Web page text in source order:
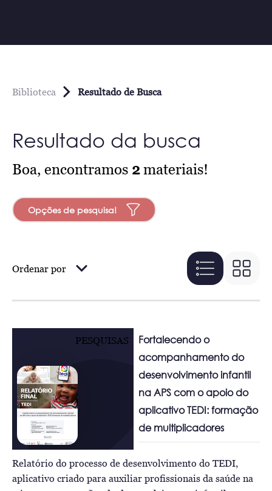
Biblioteca Resultado de Busca
Resultado da busca
Boa, encontramos 2materiais!
Opções de pesquisa!
Ordenar por
PESQUISAS
Fortalecendo o
acompanhamento do
desenvolvimento infantil
na APS com o apoio do
aplicativo TEDI: formação
de multiplicadores
Relatório do processo de desenvolvimento do TEDI,
aplicativo criado para auxiliar profissionais da saúde na